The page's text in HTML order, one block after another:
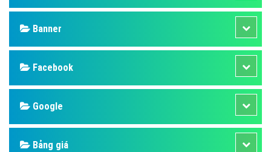
Banner
Facebook
Google
Bảng giá